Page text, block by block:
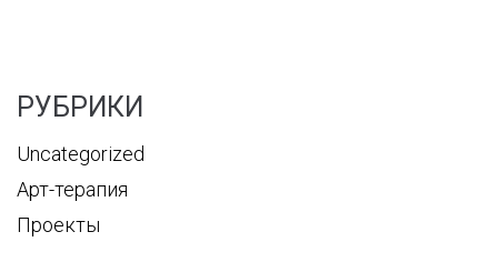
РУБРИКИ
Uncategorized
Арт-терапия
Проекты